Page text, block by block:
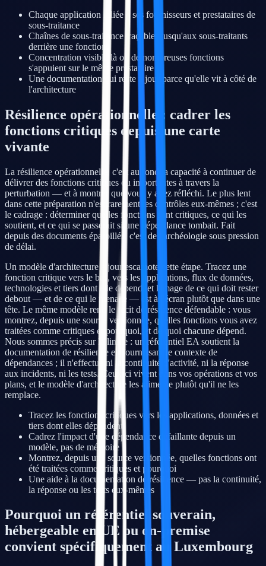
Chaque application reliée à ses fournisseurs et prestataires de
sous-traitance
Chaînes de sous-traitance traçables jusqu'aux sous-traitants
derrière une fonction
Concentration visible là où de nombreuses fonctions
s'appuient sur le même prestataire
Une documentation qui reste à jour parce qu'elle vit à côté de
l'architecture
Résilience opérationnelle : cadrer les
fonctions critiques depuis une carte
vivante
La résilience opérationnelle, c'est au fond la capacité à continuer de
délivrer des fonctions critiques ou importantes à travers la
perturbation — et à montrer que vous y avez réfléchi. Le plus lent
dans cette préparation n'est rarement les contrôles eux-mêmes ; c'est
le cadrage : déterminer quelles fonctions sont critiques, ce qui les
soutient, et ce qui se passerait si une dépendance tombait. Fait
depuis des documents éparpillés, c'est de l'archéologie sous pression
de délai.
Un modèle d'architecture à jour escamote cette étape. Tracez une
fonction critique vers le bas, vers les applications, flux de données,
technologies et tiers dont elle dépend, et l'image de ce qui doit rester
debout — et de ce qui le menace — est à l'écran plutôt que dans une
tête. Le même modèle rend le récit de résilience défendable : vous
montrez, depuis une source versionnée, quelles fonctions vous avez
traitées comme critiques et pourquoi, et de quoi chacune dépend.
Nous sommes précis sur la limite : un référentiel EA soutient la
documentation de résilience en fournissant le contexte de
dépendances ; il n'effectue ni la continuité d'activité, ni la réponse
aux incidents, ni les tests. Ceux-ci vivent dans vos opérations et vos
plans, et le modèle d'architecture les alimente plutôt qu'il ne les
remplace.
Tracez les fonctions critiques vers les applications, données et
tiers dont elles dépendent
Cadrez l'impact d'une dépendance défaillante depuis un
modèle, pas de mémoire
Montrez, depuis une source versionnée, quelles fonctions ont
été traitées comme critiques et pourquoi
Une aide à la documentation de résilience — pas la continuité,
la réponse ou les tests eux-mêmes
Pourquoi un référentiel souverain,
hébergeable en UE ou on-premise
convient spécifiquement au Luxembourg